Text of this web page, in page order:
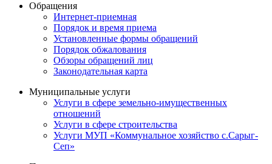
Обращения
Интернет-приемная
Порядок и время приема
Установленные формы обращений
Порядок обжалования
Обзоры обращений лиц
Законодательная карта
Муниципальные услуги
Услуги в сфере земельно-имущественных
отношений
Услуги в сфере строительства
Услуги МУП «Коммунальное хозяйство с.Сарыг-
Сеп»